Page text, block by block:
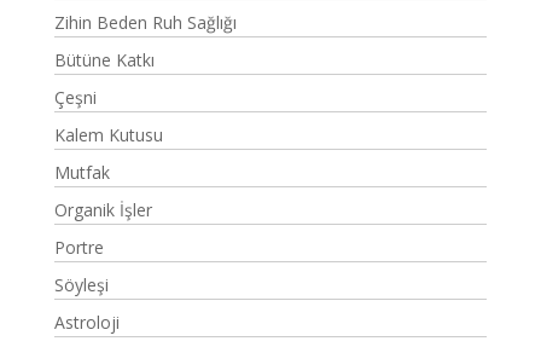
Zihin Beden Ruh Sağlığı
Bütüne Katkı
Çeşni
Kalem Kutusu
Mutfak
Organik İşler
Portre
Söyleşi
Astroloji